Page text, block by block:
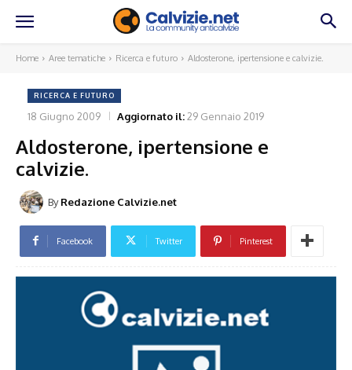
Home Aree tematiche Ricerca e futuro Aldosterone, ipertensione e calvizie.
RICERCA E FUTURO
18 Giugno 2009 Aggiornato il:29 Gennaio 2019
Aldosterone, ipertensione e
calvizie.
By Redazione Calvizie.net
Facebook Twitter Pinterest